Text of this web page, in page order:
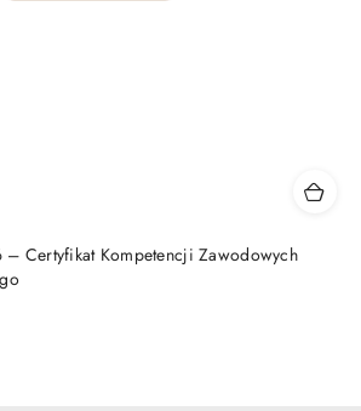
– Certyfikat Kompetencji Zawodowych